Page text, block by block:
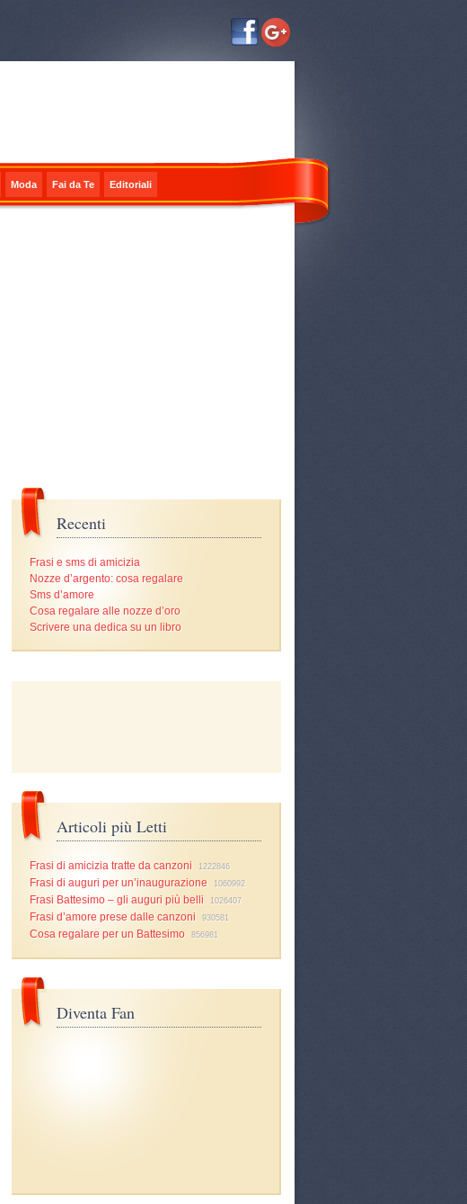
Moda Fai da Te Editoriali
Recenti
Frasi e sms di amicizia
Nozze d’argento: cosa regalare
Sms d’amore
Cosa regalare alle nozze d’oro
Scrivere una dedica su un libro
Articoli più Letti
Frasi di amicizia tratte da canzoni 1222846
Frasi di auguri per un’inaugurazione 1060992
Frasi Battesimo – gli auguri più belli 1026407
Frasi d’amore prese dalle canzoni 930581
Cosa regalare per un Battesimo 856981
Diventa Fan